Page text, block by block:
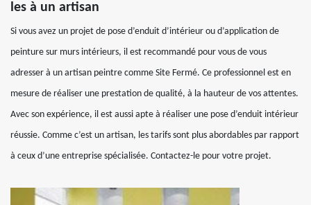
les à un artisan
Si vous avez un projet de pose d’enduit d’intérieur ou d’application de
peinture sur murs intérieurs, il est recommandé pour vous de vous
adresser à un artisan peintre comme Site Fermé. Ce professionnel est en
mesure de réaliser une prestation de qualité, à la hauteur de vos attentes.
Avec son expérience, il est aussi apte à réaliser une pose d’enduit intérieur
réussie. Comme c’est un artisan, les tarifs sont plus abordables par rapport
à ceux d’une entreprise spécialisée. Contactez-le pour votre projet.